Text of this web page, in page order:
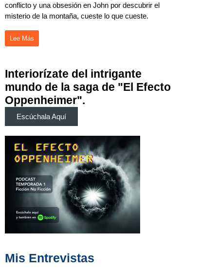
conflicto y una obsesión en John por descubrir el
misterio de la montaña, cueste lo que cueste.
Lee Más
Interiorízate del intrigante
mundo de la saga de "El Efecto
Oppenheimer".
Escúchala Aquí
Mis Entrevistas